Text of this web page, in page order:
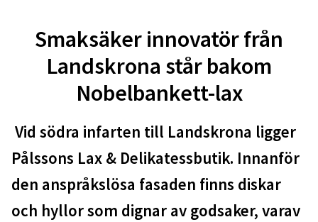
Nytt I
Laxklubben
Grab´n Go
Nytt I Butiken
Info
Artiklar
Smaksäker innovatör från
Landskrona står bakom
Nobelbankett-lax
Vid södra infarten till Landskrona ligger
Pålssons Lax & Delikatessbutik. Innanför
den anspråkslösa fasaden finns diskar
och hyllor som dignar av godsaker, varav